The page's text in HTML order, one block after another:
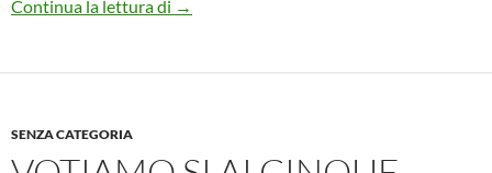
Continua la lettura di Verso un nuovo ordine globale
→
SENZA CATEGORIA